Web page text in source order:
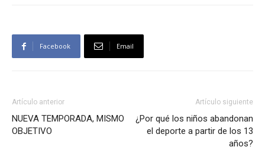
Facebook Email
Artículo anterior
NUEVA TEMPORADA, MISMO
OBJETIVO
Artículo siguiente
¿Por qué los niños abandonan
el deporte a partir de los 13
años?